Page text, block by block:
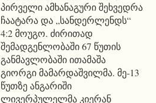
პირველი ამხანაგური შეხვედრა
ჩაატარა და „სანდერლენდს“
4:2 მოუგო. ძირითად
შემადგენლობაში 67 წუთის
განმავლობაში ითამაშა
გიორგი მამარდაშვილმა. მე-13
წუთზე ანგარიში
ლივერპულელმა კიერან